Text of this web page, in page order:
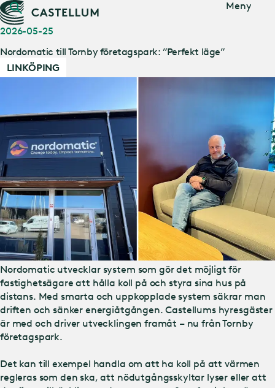
Meny
2026-05-25
Nordomatic till Tornby företagspark: ”Perfekt läge”
LINKÖPING
Nordomatic utvecklar system som gör det möjligt för
fastighetsägare att hålla koll på och styra sina hus på
distans. Med smarta och uppkopplade system säkrar man
driften och sänker energiåtgången. Castellums hyresgäster
är med och driver utvecklingen framåt – nu från Tornby
företagspark.
Det kan till exempel handla om att ha koll på att värmen
regleras som den ska, att nödutgångsskyltar lyser eller att